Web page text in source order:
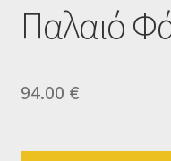
Ταμείο
Παλαιό
94.00 €